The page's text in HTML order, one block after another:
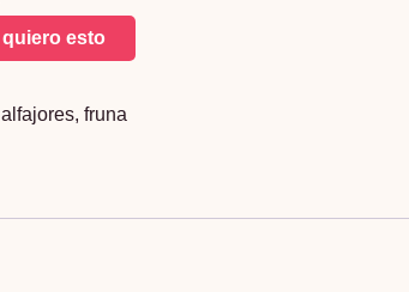
quiero esto
alfajores, fruna